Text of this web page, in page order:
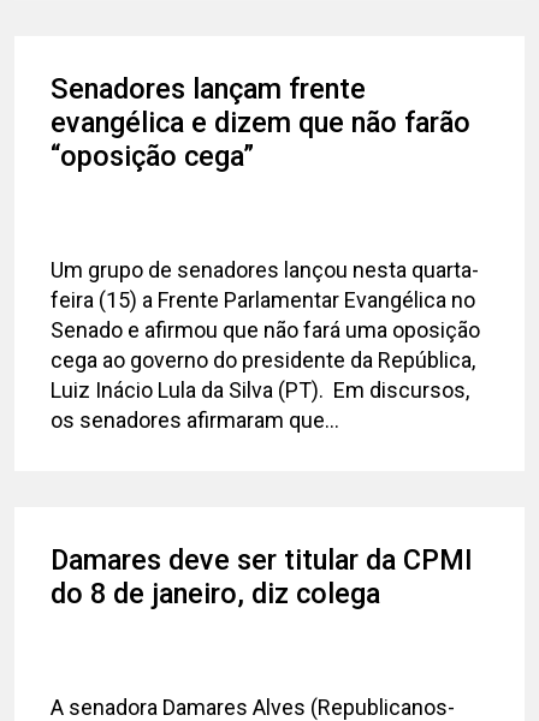
Senadores lançam frente
evangélica e dizem que não farão
“oposição cega”
Um grupo de senadores lançou nesta quarta-
feira (15) a Frente Parlamentar Evangélica no
Senado e afirmou que não fará uma oposição
cega ao governo do presidente da República,
Luiz Inácio Lula da Silva (PT). Em discursos,
os senadores afirmaram que...
Damares deve ser titular da CPMI
do 8 de janeiro, diz colega
A senadora Damares Alves (Republicanos-